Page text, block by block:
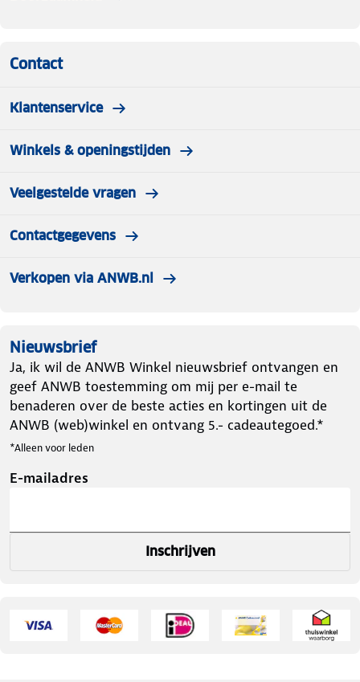
Contact
Klantenservice
Winkels & openingstijden
Veelgestelde vragen
Contactgegevens
Verkopen via ANWB.nl
Nieuwsbrief
Ja, ik wil de ANWB Winkel nieuwsbrief ontvangen en
geef ANWB toestemming om mij per e-mail te
benaderen over de beste acties en kortingen uit de
ANWB (web)winkel en ontvang 5.- cadeautegoed.*
*Alleen voor leden
E-mailadres
Inschrijven